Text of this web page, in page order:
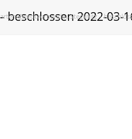
beschlossen 2022-03-
Zweckverbandes Stecknitz –